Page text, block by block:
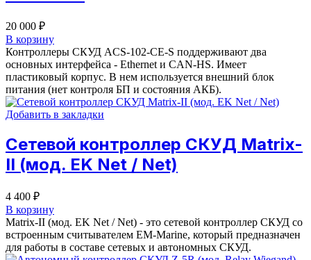
20 000 ₽
В корзину
Контроллеры СКУД ACS-102-CE-S поддерживают два
основных интерфейса - Ethernet и CAN-HS. Имеет
пластиковый корпус. В нем используется внешний блок
питания (нет контроля БП и состояния АКБ).
Добавить в закладки
Сетевой контроллер СКУД Matrix-
II (мод. EK Net / Net)
4 400 ₽
В корзину
Matrix-II (мод. EK Net / Net) - это сетевой контроллер СКУД со
встроенным считывателем EM-Marine, который предназначен
для работы в составе сетевых и автономных СКУД.